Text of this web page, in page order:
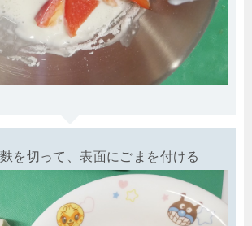
を切って、表面にごまを付ける